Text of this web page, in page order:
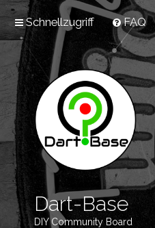
Schnellzugriff FAQ
Dart-Base
DIY Community Board